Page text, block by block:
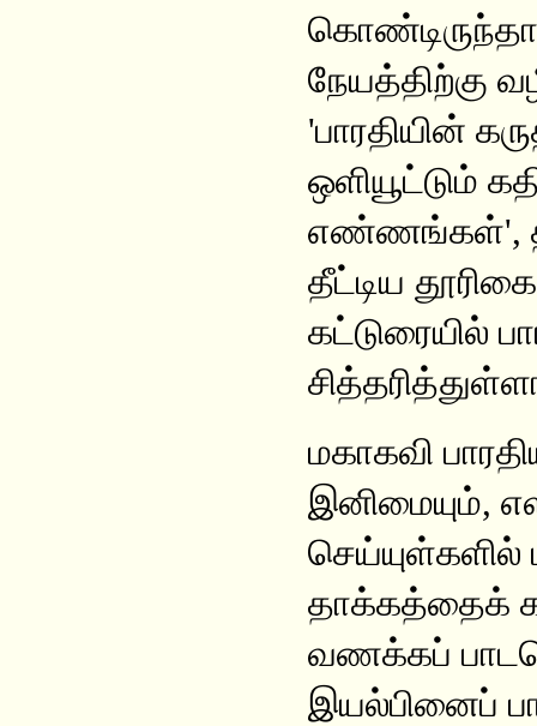
நேயத்திற்கு
'பாரதியின்
ஒளியூட்டும்
எண்ணங்கள்',
தீட்டிய
கட்டுரையில்
மகாகவி
இனிமையும்,
செய்யுள்களில்
தாக்கத்தைக்
வணக்கப்
இயல்பினைப்